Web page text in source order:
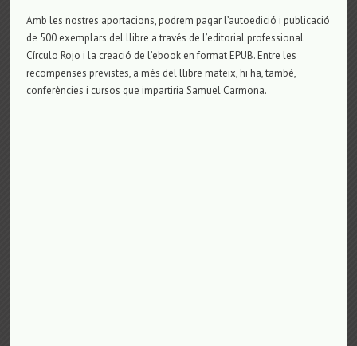
Amb les nostres aportacions, podrem pagar l’autoedició i publicació
de 500 exemplars del llibre a través de l’editorial professional
Círculo Rojo i la creació de l’ebook en format EPUB. Entre les
recompenses previstes, a més del llibre mateix, hi ha, també,
conferències i cursos que impartiria Samuel Carmona.